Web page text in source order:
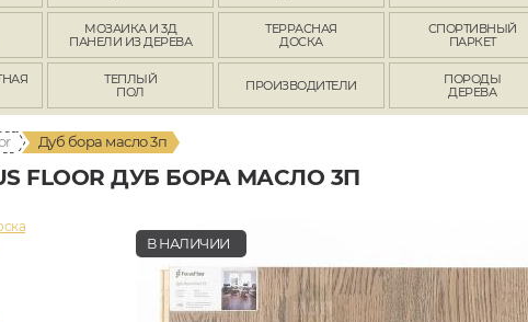
МОЗАИКА И 3Д
ПАНЕЛИ ИЗ ДЕРЕВА
ТЕРРАСНАЯ
ДОСКА
СПОРТИВНЫЙ
ПАРКЕТ
ТЕПЛЫЙ
ПОЛ
ПРОИЗВОДИТЕЛИ
ПОРОДЫ
ДЕРЕВА
Дуб бора масло 3п
FLOOR ДУБ БОРА МАСЛО 3П
В НАЛИЧИИ